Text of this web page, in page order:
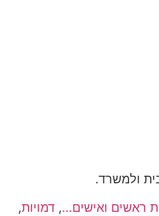
ולמשרד.
ראשים ואישים...,דמויות,